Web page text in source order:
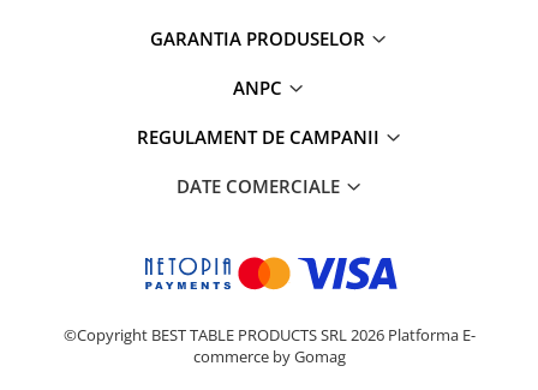
GARANTIA PRODUSELOR
ANPC
REGULAMENT DE CAMPANII
DATE COMERCIALE
©Copyright BEST TABLE PRODUCTS SRL 2026 Platforma E-
commerce by Gomag